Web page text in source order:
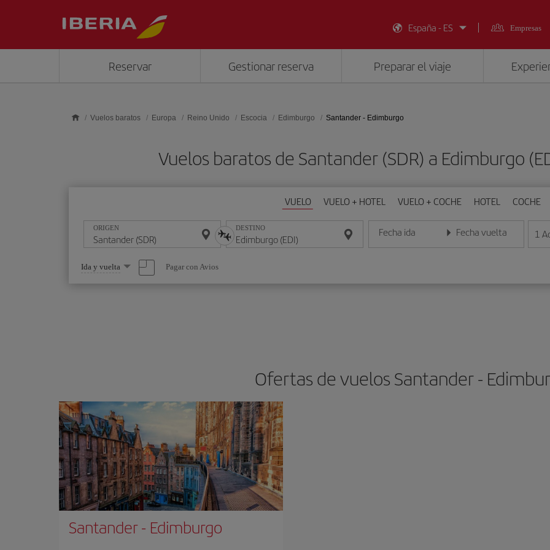
España - ES
Empresas
Reservar Gestionar reserva Preparar el viaje
Vuelos baratos Europa Reino Unido Escocia Edimburgo Santander - Edimburgo
Vuelos baratos de Santander (SDR) a Edimburgo
VUELO VUELO + HOTEL VUELO + COCHE HOTEL COCHE
ORIGEN DESTINO Fecha ida
Introduce la fecha en formato día/mes/año
Fecha vuelta
Introduce la fecha en 1
Seleccione
una
opción
Ida y vuelta Pagar con Avios
Ofertas de vuelos Santander -
Santander- Edimburgo